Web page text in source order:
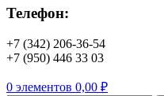
Телефон:
+7 (342) 206-36-54
+7 (950) 446 33 03
0 элементов 0,00 ₽